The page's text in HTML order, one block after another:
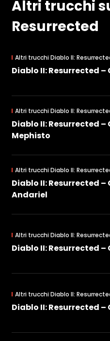
Altri trucchi
Resurrected
Altri trucchi Diablo II:
Diablo II: Resurrected
Altri trucchi Diablo II:
Diablo II: Resurrected
Mephisto
Altri trucchi Diablo II:
Diablo II: Resurrected
Andariel
Altri trucchi Diablo II:
Diablo II: Resurrected
Altri trucchi Diablo II:
Diablo II: Resurrected